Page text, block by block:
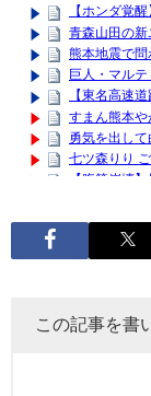
この記事を書